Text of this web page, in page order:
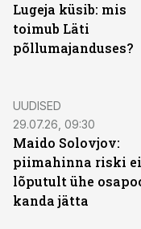
Lugeja küsib: mis
toimub Läti
põllumajanduses?
UUDISED
29.07.26, 09:30
Maido Solovjov:
piimahinna riski
lõputult ühe
kanda jätta